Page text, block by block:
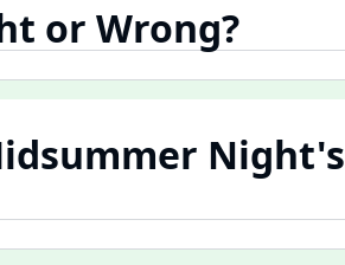
or Wrong?
Night's